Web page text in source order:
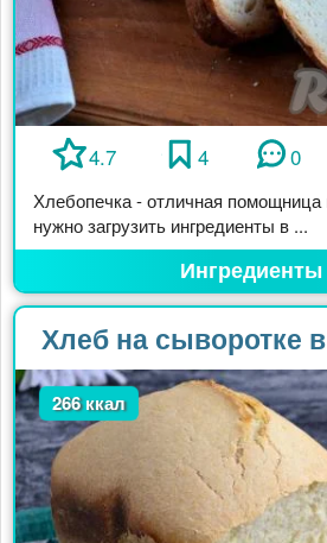
4.7 4 0
Хлебопечка - отличная помощница
нужно загрузить ингредиенты в ...
Ингредиенты
Хлеб на сыворотке
266 ккал